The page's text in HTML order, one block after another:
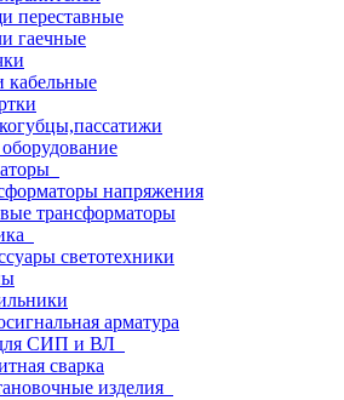
переставные
гаечные
напряжения
трансформаторы
светотехники
арматура
СИП и ВЛ
сварка
изделия